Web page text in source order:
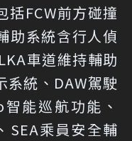
括FCW前方碰撞
助系統含行人偵
車道維持輔助
系統、DAW駕駛
能巡航功能、
SEA乘員安全輔